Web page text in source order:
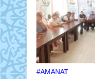
#AMANAT